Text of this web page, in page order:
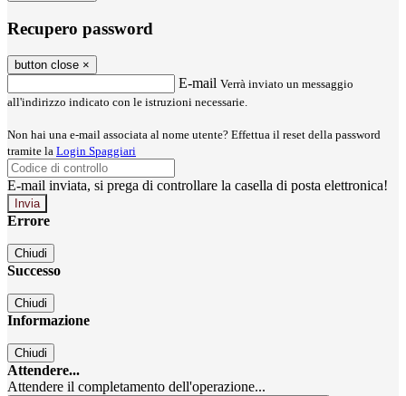
Recupero password
button close ×
E-mail Verrà inviato un messaggio
all'indirizzo indicato con le istruzioni necessarie.
Non hai una e-mail associata al nome utente? Effettua il reset della password
tramite la Login Spaggiari
E-mail inviata, si prega di controllare la casella di posta elettronica!
Errore
Chiudi
Successo
Chiudi
Informazione
Chiudi
Attendere...
Attendere il completamento dell'operazione...